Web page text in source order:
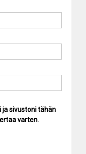
ja sivustoni tähän
varten.